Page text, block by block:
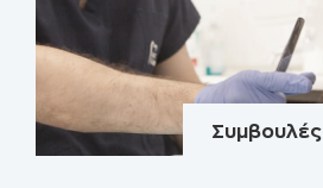
Συμβουλές